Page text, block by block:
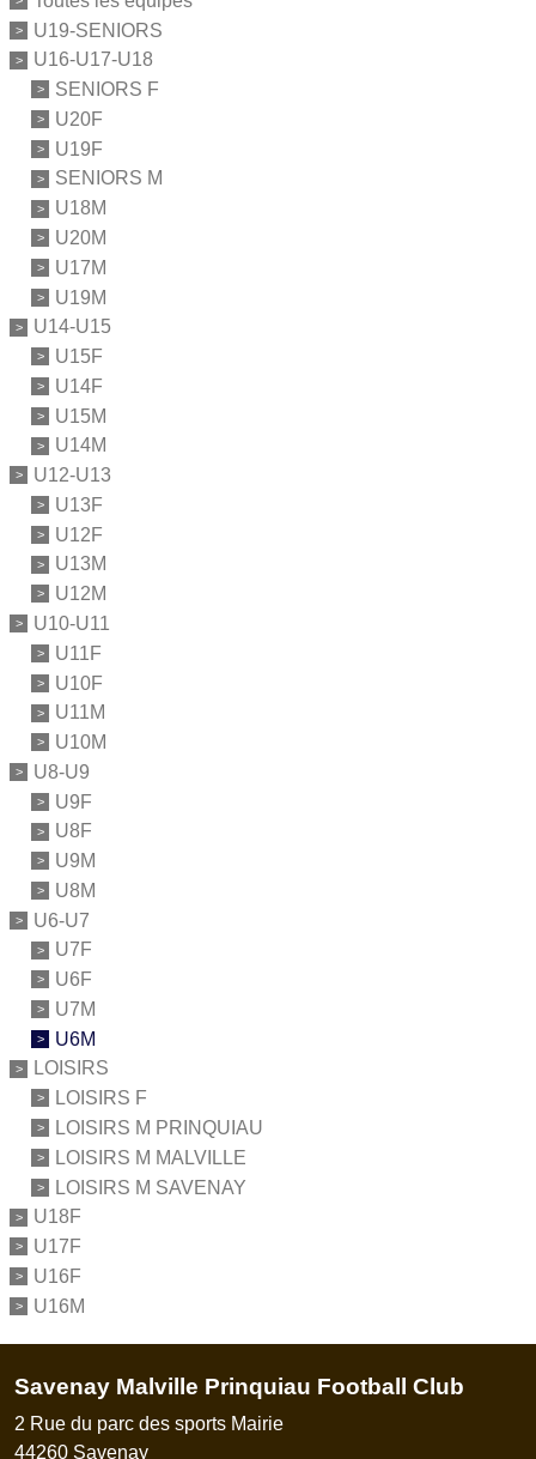
U19-SENIORS
U16-U17-U18
SENIORS F
U20F
U19F
SENIORS M
U18M
U20M
U17M
U19M
U14-U15
U15F
U14F
U15M
U14M
U12-U13
U13F
U12F
U13M
U12M
U10-U11
U11F
U10F
U11M
U10M
U8-U9
U9F
U8F
U9M
U8M
U6-U7
U7F
U6F
U7M
U6M
LOISIRS
LOISIRS F
LOISIRS M PRINQUIAU
LOISIRS M MALVILLE
LOISIRS M SAVENAY
U18F
U17F
U16F
U16M
Savenay Malville Prinquiau Football Club
2 Rue du parc des sports Mairie
44260 Savenay